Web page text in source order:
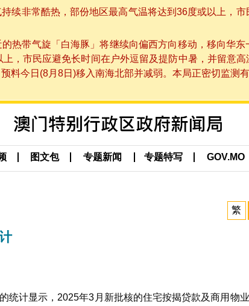
续非常酷热，部份地区最高气温将达到36度或以上，
热带气旋「白海豚」将继续向偏西方向移动，移向华
，市民应避免长时间在户外逗留及提防中暑，并留意
料今日(8月8日)移入南海北部并减弱。本局正密切监
图文包 专题新闻 专题特写 GOV.MO
繁
统计显示，2025年3月新批核的住宅按揭贷款及商用物